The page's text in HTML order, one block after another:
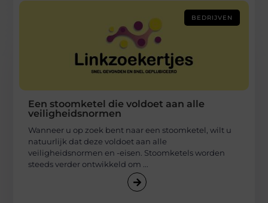
BEDRIJVEN
Een stoomketel die voldoet aan alle
veiligheidsnormen
Wanneer u op zoek bent naar een stoomketel, wilt u
natuurlijk dat deze voldoet aan alle
veiligheidsnormen en -eisen. Stoomketels worden
steeds verder ontwikkeld om ...